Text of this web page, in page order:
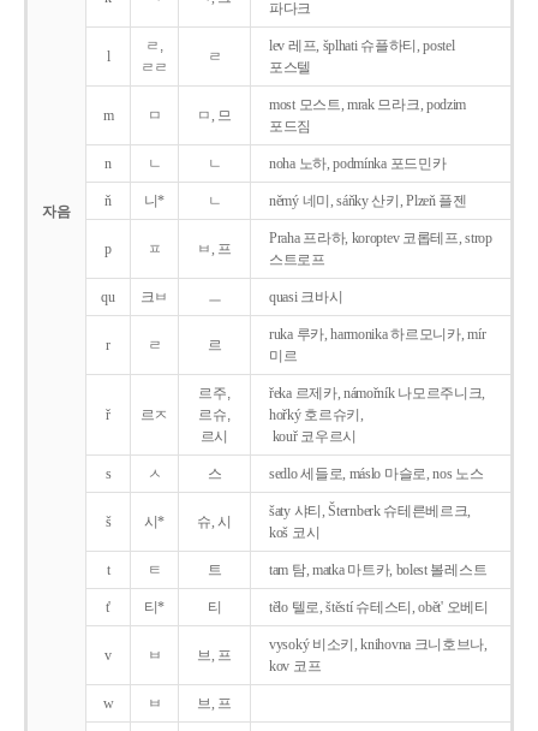
자음
파다크
l
ㄹ,
ㄹㄹ
ㄹ
lev 레프, šplhati 슈플하티, postel
포스텔
m ㅁ ㅁ, 므
most 모스트, mrak 므라크, podzim
포드짐
n ㄴ ㄴ noha 노하, podmínka 포드민카
ň 니* ㄴ němý 네미, sáňky 산키, Plzeň 플젠
p ㅍ ㅂ, 프
Praha 프라하, koroptev 코롭테프, strop
스트로프
qu 크ㅂ ㅡ quasi 크바시
r ㄹ 르
ruka 루카, harmonika 하르모니카, mír
미르
ř 르ㅈ
르주,
르슈,
르시
řeka 르제카, námořník 나모르주니크,
hořký 호르슈키,
kouř 코우르시
s ㅅ 스 sedlo 세들로, máslo 마슬로, nos 노스
š 시* 슈, 시
šaty 샤티, Šternberk 슈테른베르크,
koš 코시
t ㅌ 트 tam 탐, matka 마트카, bolest 볼레스트
t' 티* 티 tělo 텔로, štěstí 슈테스티, obět' 오베티
v ㅂ 브, 프
vysoký 비소키, knihovna 크니호브나,
kov 코프
w ㅂ 브, 프